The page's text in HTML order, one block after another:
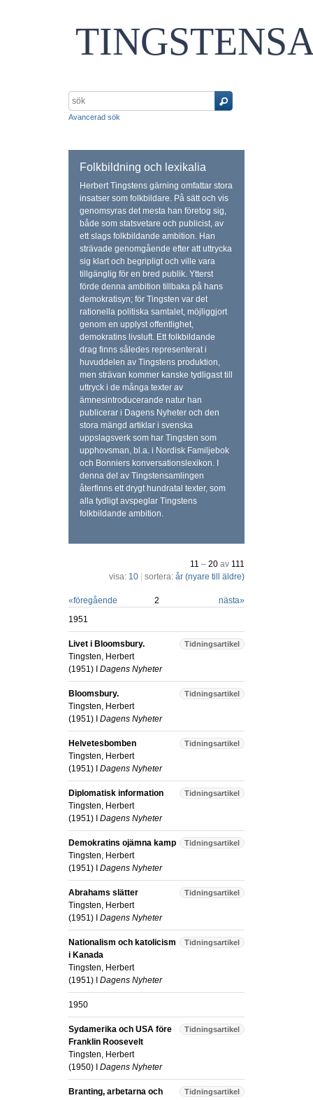
Avancerad sök
Folkbildning och lexikalia
Herbert Tingstens gärning omfattar stora
insatser som folkbildare. På sätt och vis
genomsyras det mesta han företog sig,
både som statsvetare och publicist, av
ett slags folkbildande ambition. Han
strävade genomgående efter att uttrycka
sig klart och begripligt och ville vara
tillgänglig för en bred publik. Ytterst
förde denna ambition tillbaka på hans
demokratisyn; för Tingsten var det
rationella politiska samtalet, möjliggjort
genom en upplyst offentlighet,
demokratins livsluft. Ett folkbildande
drag finns således representerat i
huvuddelen av Tingstens produktion,
men strävan kommer kanske tydligast till
uttryck i de många texter av
ämnesintroducerande natur han
publicerar i Dagens Nyheter och den
stora mängd artiklar i svenska
uppslagsverk som har Tingsten som
upphovsman, bl.a. i Nordisk Familjebok
och Bonniers konversationslexikon. I
denna del av Tingstensamlingen
återfinns ett drygt hundratal texter, som
alla tydligt avspeglar Tingstens
folkbildande ambition.
11 – 20 av 111
visa: 10 sortera: år (nyare till äldre)
«föregående 2 nästa»
1951
Tidningsartikel
Livet i Bloomsbury.
Tingsten, Herbert
(1951) I Dagens Nyheter
Tidningsartikel
Bloomsbury.
Tingsten, Herbert
(1951) I Dagens Nyheter
Tidningsartikel
Helvetesbomben
Tingsten, Herbert
(1951) I Dagens Nyheter
Tidningsartikel
Diplomatisk information
Tingsten, Herbert
(1951) I Dagens Nyheter
Tidningsartikel
Demokratins ojämna kamp
Tingsten, Herbert
(1951) I Dagens Nyheter
Tidningsartikel
Abrahams slätter
Tingsten, Herbert
(1951) I Dagens Nyheter
Tidningsartikel
Nationalism och katolicism
i Kanada
Tingsten, Herbert
(1951) I Dagens Nyheter
1950
Tidningsartikel
Sydamerika och USA före
Franklin Roosevelt
Tingsten, Herbert
(1950) I Dagens Nyheter
Tidningsartikel
Branting, arbetarna och